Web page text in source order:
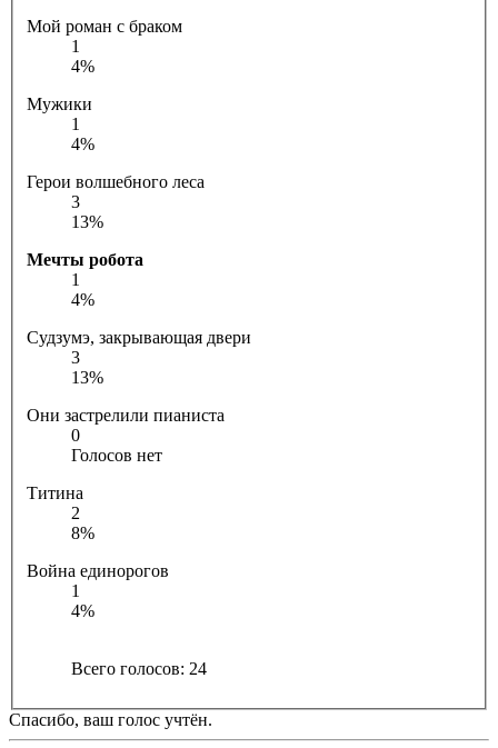
Мой роман с браком
1
4%
Мужики
1
4%
Герои волшебного леса
3
13%
Мечты робота
1
4%
Судзумэ, закрывающая двери
3
13%
Они застрелили пианиста
0
Голосов нет
Титина
2
8%
Война единорогов
1
4%
Всего голосов: 24
Спасибо, ваш голос учтён.